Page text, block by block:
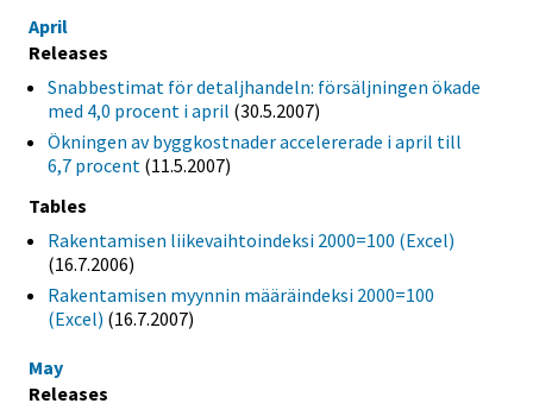
April
Releases
Snabbestimat för detaljhandeln: försäljningen ökade
med 4,0 procent i april (30.5.2007)
Ökningen av byggkostnader accelererade i april till
6,7 procent (11.5.2007)
Tables
Rakentamisen liikevaihtoindeksi 2000=100 (Excel)
(16.7.2006)
Rakentamisen myynnin määräindeksi 2000=100
(Excel) (16.7.2007)
May
Releases